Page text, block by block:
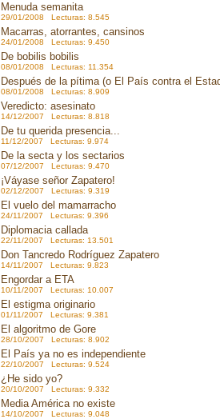
Menuda semanita
29/01/2008 Lecturas: 8.545
Macarras, atorrantes, cansinos
24/01/2008 Lecturas: 9.450
De bobilis bobilis
08/01/2008 Lecturas: 11.354
Después de la pítima (o El País contra el
08/01/2008 Lecturas: 8.909
Veredicto: asesinato
14/12/2007 Lecturas: 8.818
De tu querida presencia...
11/12/2007 Lecturas: 9.974
De la secta y los sectarios
07/12/2007 Lecturas: 9.470
¡Váyase señor Zapatero!
02/12/2007 Lecturas: 9.319
El vuelo del mamarracho
24/11/2007 Lecturas: 9.396
Diplomacia callada
22/11/2007 Lecturas: 13.501
Don Tancredo Rodríguez Zapatero
14/11/2007 Lecturas: 9.823
Engordar a ETA
10/11/2007 Lecturas: 10.007
El estigma originario
01/11/2007 Lecturas: 9.381
El algoritmo de Gore
28/10/2007 Lecturas: 8.902
El País ya no es independiente
22/10/2007 Lecturas: 9.524
¿He sido yo?
20/10/2007 Lecturas: 9.332
Media América no existe
14/10/2007 Lecturas: 9.048